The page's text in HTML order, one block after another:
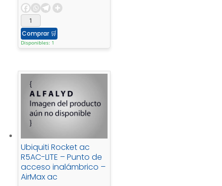
Comprar 🛒
Disponibles: 1
Ubiquiti Rocket ac
R5AC-LITE – Punto de
acceso inalámbrico –
AirMax ac